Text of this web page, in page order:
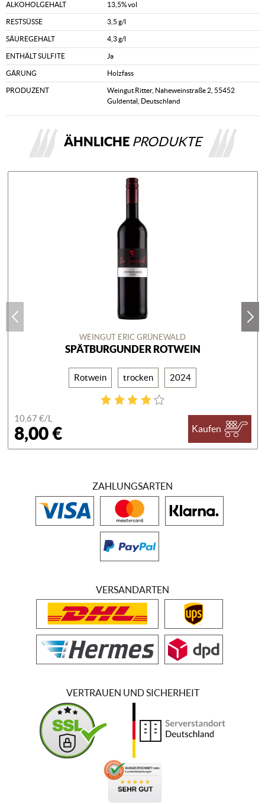
ALKOHOLGEHALT 13,5% vol
RESTSÜSSE 3,5 g/l
SÄUREGEHALT 4,3 g/l
ENTHÄLT SULFITE Ja
GÄRUNG Holzfass
PRODUZENT
Weingut Ritter, Naheweinstraße 2, 55452
Guldental, Deutschland
ÄHNLICHE PRODUKTE
WEINGUT ERIC GRÜNEWALD
SPÄTBURGUNDER ROTWEIN
Rotwein trocken 2024
10,67 €/L
8,00 € Kaufen
ZAHLUNGSARTEN
VERSANDARTEN
VERTRAUEN UND SICHERHEIT